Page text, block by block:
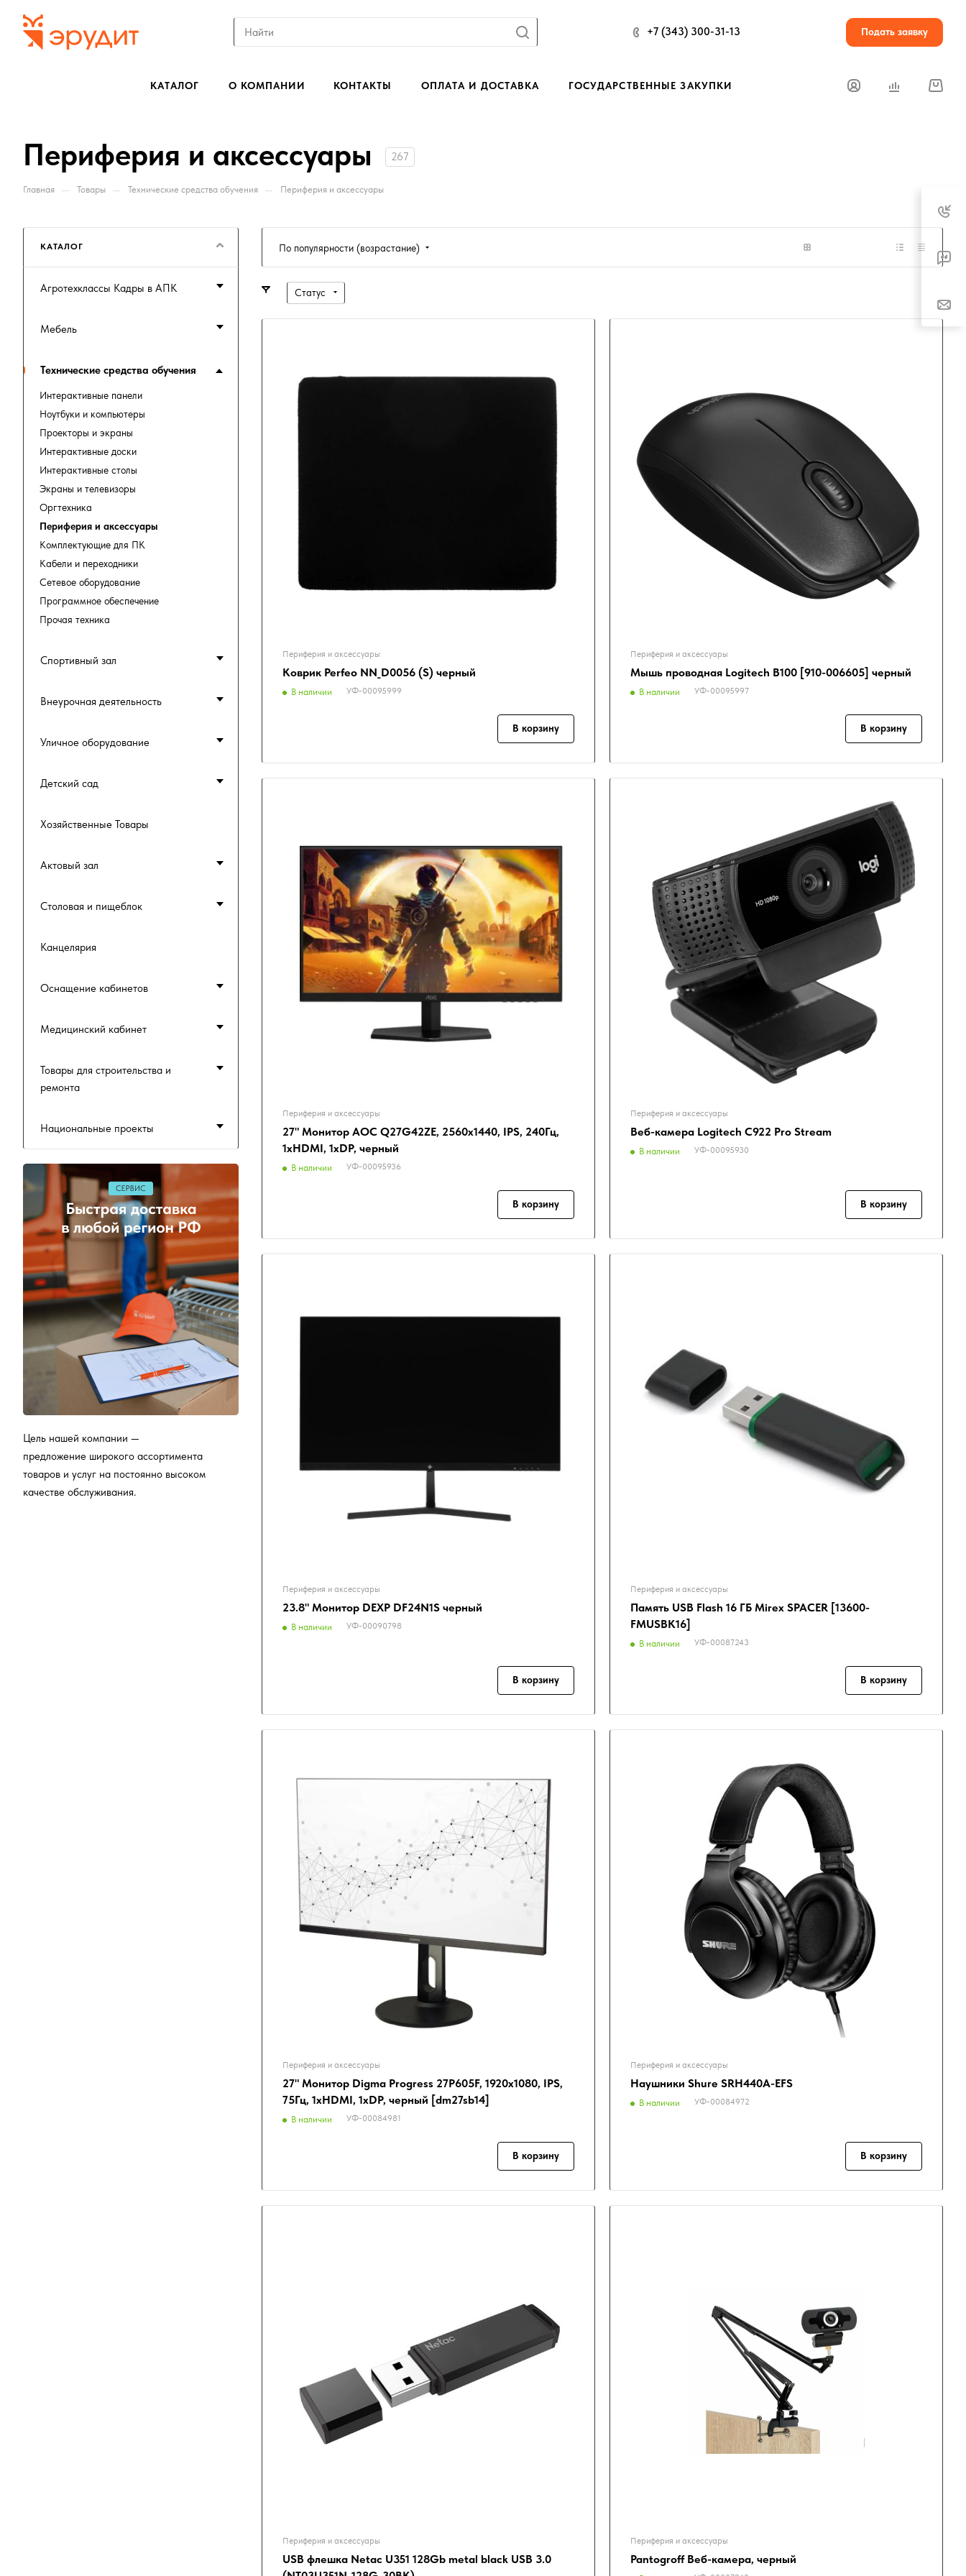
+7 (343) 300-31-13 Подать заявку
КАТАЛОГ О КОМПАНИИ КОНТАКТЫ ОПЛАТА И ДОСТАВКА ГОСУДАРСТВЕННЫЕ ЗАКУПКИ
Периферия и аксессуары 267
Главная — Товары — Технические средства обучения — Периферия и аксессуары
По популярности (возрастание)
Статус
Периферия и аксессуары
Коврик Perfeo NN_D0056 (S) черный
В наличии УФ-00095999
В корзину
Периферия и аксессуары
Мышь проводная Logitech B100 [910-006605] черный
В наличии УФ-00095997
В корзину
Периферия и аксессуары
27" Монитор AOC Q27G42ZE, 2560x1440, IPS, 240Гц,
1хHDMI, 1хDP, черный
В наличии УФ-00095936
В корзину
Периферия и аксессуары
Веб-камера Logitech C922 Pro Stream
В наличии УФ-00095930
В корзину
Периферия и аксессуары
23.8" Монитор DEXP DF24N1S черный
В наличии УФ-00090798
В корзину
Периферия и аксессуары
Память USB Flash 16 ГБ Mirex SPACER [13600-
FMUSBK16]
В наличии УФ-00087243
В корзину
Периферия и аксессуары
27" Монитор Digma Progress 27P605F, 1920x1080, IPS,
75Гц, 1хHDMI, 1хDP, черный [dm27sb14]
В наличии УФ-00084981
В корзину
Периферия и аксессуары
Наушники Shure SRH440A-EFS
В наличии УФ-00084972
В корзину
Периферия и аксессуары
USB флешка Netac U351 128Gb metal black USB 3.0
Периферия и аксессуары
Pantogroff Веб-камера, черный
КАТАЛОГ
Агротехклассы Кадры в АПК
Мебель
Технические средства обучения
Интерактивные панели
Ноутбуки и компьютеры
Проекторы и экраны
Интерактивные доски
Интерактивные столы
Экраны и телевизоры
Оргтехника
Периферия и аксессуары
Комплектующие для ПК
Кабели и переходники
Сетевое оборудование
Программное обеспечение
Прочая техника
Спортивный зал
Внеурочная деятельность
Уличное оборудование
Детский сад
Хозяйственные Товары
Актовый зал
Столовая и пищеблок
Канцелярия
Оснащение кабинетов
Медицинский кабинет
Товары для строительства и
ремонта
Национальные проекты
Цель нашей компании —
предложение широкого ассортимента
товаров и услуг на постоянно высоком
качестве обслуживания.